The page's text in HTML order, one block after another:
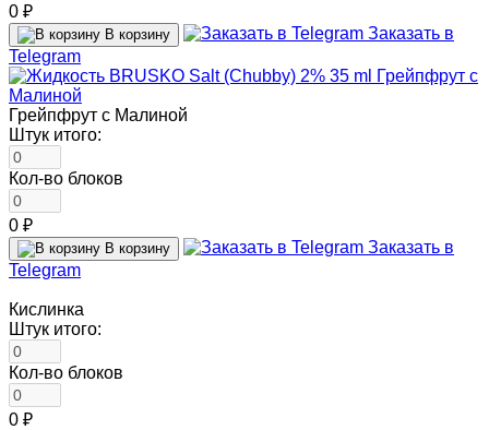
0 ₽
В корзину
Заказать в
Telegram
Грейпфрут с Малиной
Штук итого:
Кол-во блоков
0 ₽
В корзину
Заказать в
Telegram
Кислинка
Штук итого:
Кол-во блоков
0 ₽